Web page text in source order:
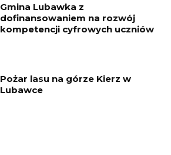
Gmina Lubawka z
dofinansowaniem na rozwój
kompetencji cyfrowych uczniów
Pożar lasu na górze Kierz w
Lubawce